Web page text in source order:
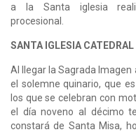
a la Santa iglesia
procesional.
SANTA IGLESIA CATEDRAL
Al llegar la Sagrada
el solemne quinario, que
los que se celebran con
el día noveno al décimo
constará de Santa Misa,